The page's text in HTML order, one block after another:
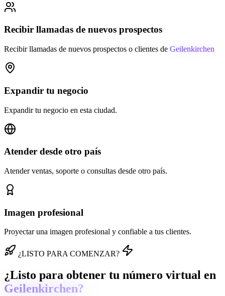
Recibir llamadas de nuevos prospectos
Recibir llamadas de nuevos prospectos o clientes de Geilenkirchen
Expandir tu negocio
Expandir tu negocio en esta ciudad.
Atender desde otro país
Atender ventas, soporte o consultas desde otro país.
Imagen profesional
Proyectar una imagen profesional y confiable a tus clientes.
¿LISTO PARA COMENZAR?
¿Listo para obtener tu número virtual en
Geilenkirchen?